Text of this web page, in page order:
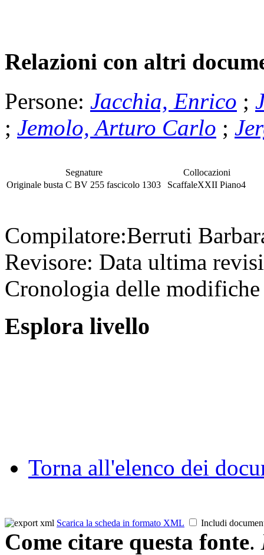
Relazioni con altri
Persone: Jacchia, Enrico ;
; Jemolo, Arturo Carlo ;
Segnature
Originale busta C BV 255 fascicolo 1303
Collocazioni
ScaffaleXXII Piano4
Compilatore:Berruti
Revisore: Data ultima
Cronologia delle
Esplora livello
Torna all'elenco dei
Scarica la scheda in formato XML Includi
Come citare questa fonte.